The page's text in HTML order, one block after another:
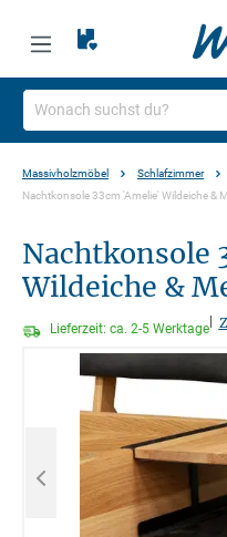
Massivholzmöbel Schlafzimmer
Nachtkonsole 33cm 'Amelie' Wildeiche &
Nachtkonsole
Wildeiche &
Lieferzeit: ca. 2-5 Werktage
Bildergalerie überspringen